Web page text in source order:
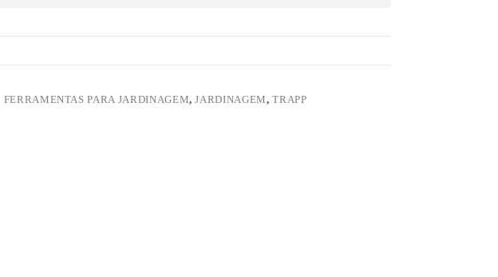
FERRAMENTAS PARA JARDINAGEM,JARDINAGEM,TRAPP